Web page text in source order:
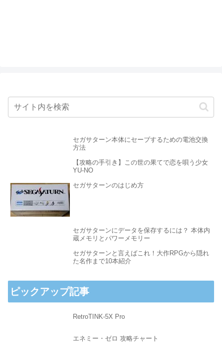
セガサターン本体にセーブするための電池交換
方法
【攻略の手引き】この世の果てで恋を唄う少女
YU-NO
セガサターンのはじめ方
セガサターンにデータを保存するには？ 本体内
蔵メモリとパワーメモリー
セガサターンと言えばこれ！大作RPGから隠れ
た名作まで10本紹介
ピックアップ記事
RetroTINK-5X Pro
エネミー・ゼロ 攻略チャート